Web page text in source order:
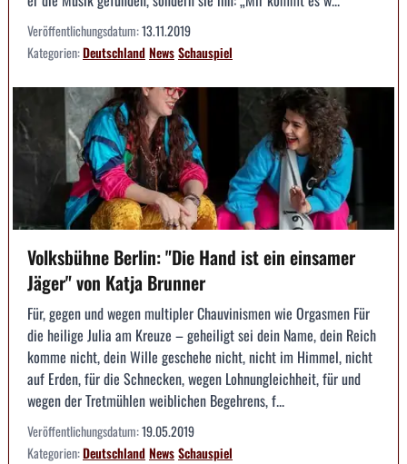
Veröffentlichungsdatum:13.11.2019
Kategorien:DeutschlandNewsSchauspiel
Volksbühne Berlin: "Die Hand ist ein einsamer
Jäger" von Katja Brunner
Für, gegen und wegen multipler Chauvinismen wie Orgasmen Für
die heilige Julia am Kreuze – geheiligt sei dein Name, dein Reich
komme nicht, dein Wille geschehe nicht, nicht im Himmel, nicht
auf Erden, für die Schnecken, wegen Lohnungleichheit, für und
wegen der Tretmühlen weiblichen Begehrens, f...
Veröffentlichungsdatum:19.05.2019
Kategorien:DeutschlandNewsSchauspiel